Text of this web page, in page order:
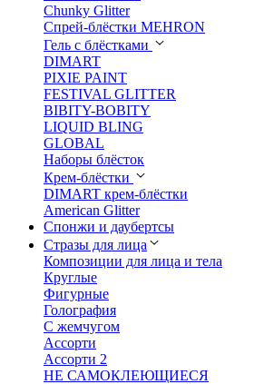
Chunky Glitter
Спрей-блёстки MEHRON
Гель с блёстками
DIMART
PIXIE PAINT
FESTIVAL GLITTER
BIBITY-BOBITY
LIQUID BLING
GLOBAL
Наборы блёсток
Крем-блёстки
DIMART крем-блёстки
American Glitter
Спонжи и даубертсы
Стразы для лица
Композиции для лица и тела
Круглые
Фигурные
Голография
С жемчугом
Ассорти
Ассорти 2
НЕ САМОКЛЕЮЩИЕСЯ